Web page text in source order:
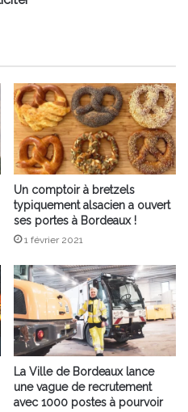
Un comptoir à bretzels
typiquement alsacien a ouvert
ses portes à Bordeaux !
1 février 2021
La Ville de Bordeaux lance
une vague de recrutement
avec 1000 postes à pourvoir